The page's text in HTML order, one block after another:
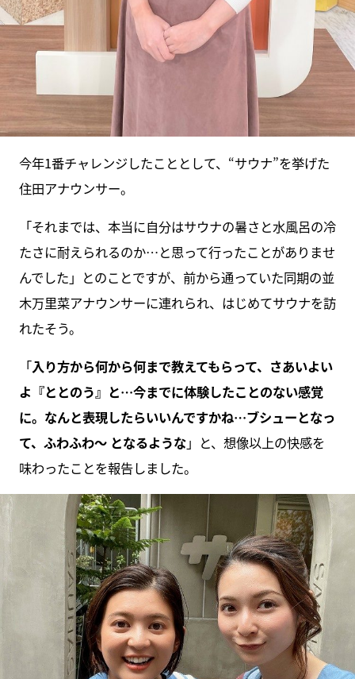
今年1番チャレンジしたこととして、“サウナ”を挙げた
住田アナウンサー。
「それまでは、本当に自分はサウナの暑さと水風呂の冷
たさに耐えられるのか…と思って行ったことがありませ
んでした」とのことですが、前から通っていた同期の並
木万里菜アナウンサーに連れられ、はじめてサウナを訪
れたそう。
「入り方から何から何まで教えてもらって、さあいよい
よ『ととのう』と…今までに体験したことのない感覚
に。なんと表現したらいいんですかね…ブシューとなっ
て、ふわふわ〜 となるような」と、想像以上の快感を
味わったことを報告しました。